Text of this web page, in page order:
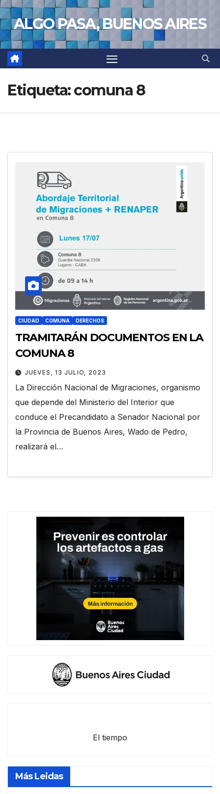
Saltar
al
contenido
ALGO PASA, BUENOS AIRES
Etiqueta:comuna 8
CIUDAD COMUNA DERECHOS
TRAMITARÁN DOCUMENTOS EN LA
COMUNA 8
JUEVES, 13 JULIO, 2023
La Dirección Nacional de Migraciones, organismo
que depende del Ministerio del Interior que
conduce el Precandidato a Senador Nacional por
la Provincia de Buenos Aires, Wado de Pedro,
realizará el…
El tiempo
Más Leidas